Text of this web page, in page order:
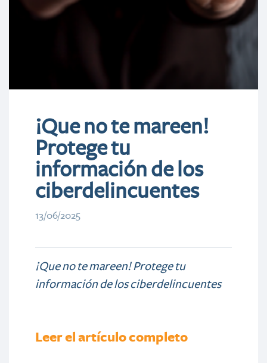
¡Que no te mareen!
Protege tu
información de los
ciberdelincuentes
13/06/2025
¡Que no te mareen! Protege tu
información de los ciberdelincuentes
Leer el artículo completo